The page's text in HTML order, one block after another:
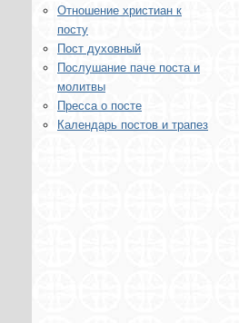
Отношение христиан к
посту
Пост духовный
Послушание паче поста и
молитвы
Пресса о посте
Календарь постов и трапез